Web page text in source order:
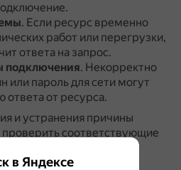
. Если ресурс временно
работ или перегрузки,
ответа на запрос.
подключения. Некорректно
или пароль для сети могут
ответа от ресурса.
и устранения причины
соответствующие
и провести
действия.
в Яндексе